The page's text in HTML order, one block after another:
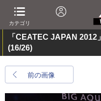
カテゴリ
「CEATEC JAPAN
(16/26)
前の画像